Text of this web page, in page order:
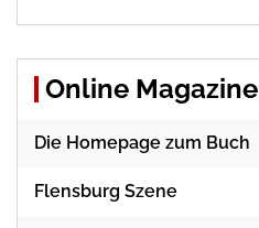
Online Magazine
Die Homepage zum Buch
Flensburg Szene